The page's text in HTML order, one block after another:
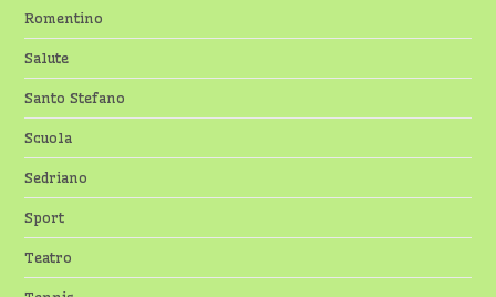
Romentino
Salute
Santo Stefano
Scuola
Sedriano
Sport
Teatro